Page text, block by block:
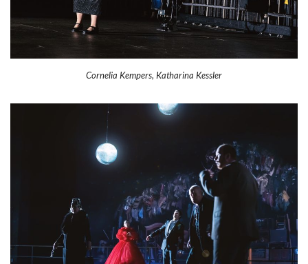
Cornelia Kempers, Katharina Kessler